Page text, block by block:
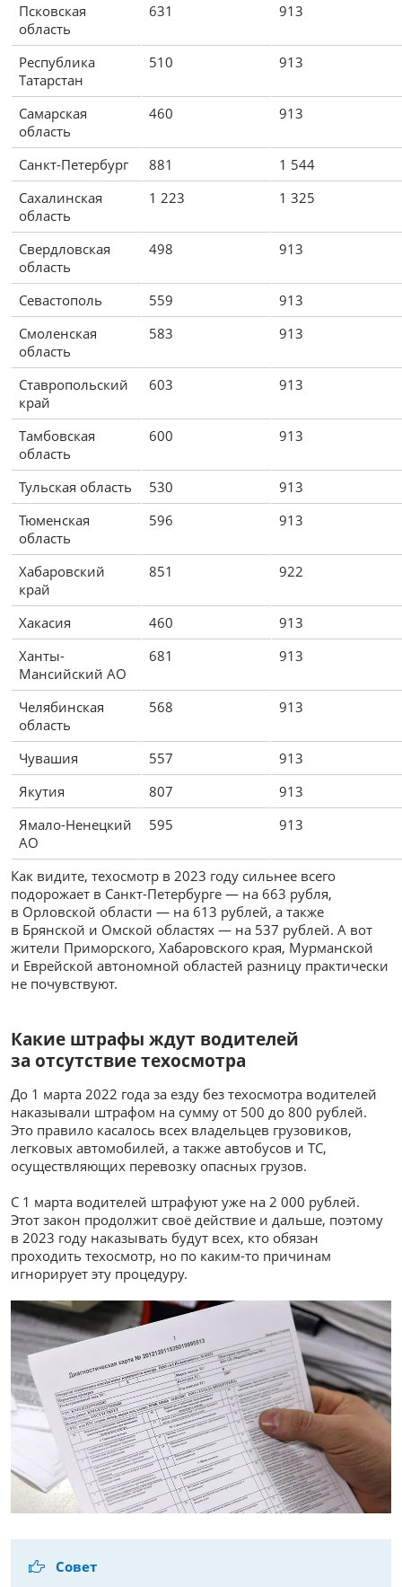
Псковская
область
631 913
Республика
Татарстан
510 913
Самарская
область
460 913
Санкт-Петербург 881
1 544
Сахалинская
область
1 223 1 325
Свердловская
область
498 913
Севастополь 559
913
Смоленская
область
583 913
Ставропольский
край
603 913
Тамбовская
область
600 913
Тульская область 530
913
Тюменская
область
596 913
Хабаровский
край
851 922
Хакасия 460
913
Ханты-
Мансийский АО
681 913
Челябинская
область
568 913
Чувашия 557
913
Якутия
807
913
Ямало-Ненецкий
АО
595 913
Как видите, техосмотр в 2023 году сильнее всего
подорожает в Санкт-Петербурге — на 663 рубля,
в Орловской области — на 613 рублей, а также
в Брянской и Омской областях — на 537 рублей. А вот
жители Приморского, Хабаровского края, Мурманской
и Еврейской автономной областей разницу практически
не почувствуют.
Какие штрафы ждут водителей
за отсутствие техосмотра
До 1 марта 2022 года за езду без техосмотра водителей
наказывали штрафом на сумму от 500 до 800 рублей.
Это правило касалось всех владельцев грузовиков,
легковых автомобилей, а также автобусов и ТС,
осуществляющих перевозку опасных грузов.
С 1 марта водителей штрафуют уже на 2 000 рублей.
Этот закон продолжит своё действие и дальше, поэтому
в 2023 году наказывать будут всех, кто обязан
проходить техосмотр, но по каким-то причинам
игнорирует эту процедуру.
Совет